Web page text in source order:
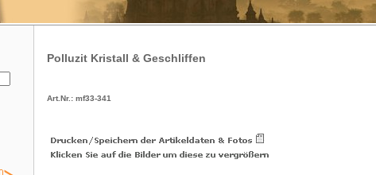
Polluzit Kristall & Geschliffen
Art.Nr.: mf33-341